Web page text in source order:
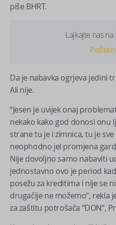
piše BHRT.
Lajkajte nas
Da je nabavka ogrjeva jedini
Ali nije.
“Jesen je uvijek onaj
nekako kako god donosi onu
strane tu je i zimnica, tu je
neophodno jel promjena
Nije dovoljno samo nabaviti
jednostavno ovo je period
posežu za kreditima i nije se
drugačije ne možemo”, rekla
za zaštitu potrošača “DON”,